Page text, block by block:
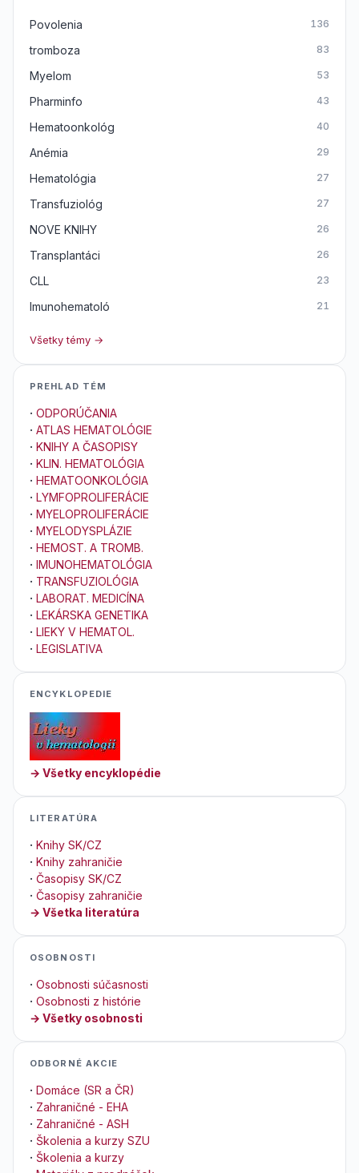
Povolenia 136
tromboza 83
Myelom 53
Pharminfo 43
Hematoonkológ 40
Anémia 29
Hematológia 27
Transfuziológ 27
NOVE KNIHY 26
Transplantáci 26
CLL 23
Imunohematoló 21
Všetky témy →
PREHLAD TÉM
· ODPORÚČANIA
· ATLAS HEMATOLÓGIE
· KNIHY A ČASOPISY
· KLIN. HEMATOLÓGIA
· HEMATOONKOLÓGIA
· LYMFOPROLIFERÁCIE
· MYELOPROLIFERÁCIE
· MYELODYSPLÁZIE
· HEMOST. A TROMB.
· IMUNOHEMATOLÓGIA
· TRANSFUZIOLÓGIA
· LABORAT. MEDICÍNA
· LEKÁRSKA GENETIKA
· LIEKY V HEMATOL.
· LEGISLATIVA
ENCYKLOPEDIE
→ Všetky encyklopédie
LITERATÚRA
· Knihy SK/CZ
· Knihy zahraničie
· Časopisy SK/CZ
· Časopisy zahraničie
→ Všetka literatúra
OSOBNOSTI
· Osobnosti súčasnosti
· Osobnosti z histórie
→ Všetky osobnosti
ODBORNÉ AKCIE
· Domáce (SR a ČR)
· Zahraničné - EHA
· Zahraničné - ASH
· Školenia a kurzy SZU
· Školenia a kurzy